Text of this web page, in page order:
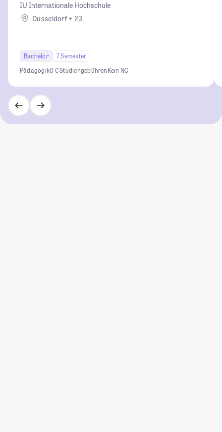
IU Internationale Hochschule
Düsseldorf + 23
Bachelor
7 Semester
Pädagogik0 € StudiengebührenKein NC